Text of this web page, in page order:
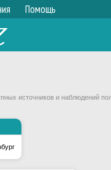
Помощь
источников и наблюдений